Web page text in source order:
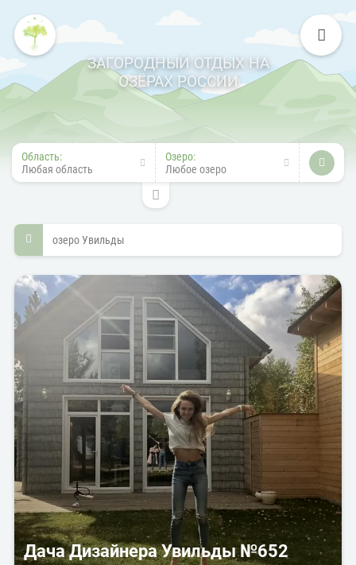
ЗАГОРОДНЫЙ ОТДЫХ НА
ОЗЁРАХ РОССИИ
Область:
Любая область
Озеро:
Любое озеро
озеро Увильды
Дача Дизайнера Увильды №652